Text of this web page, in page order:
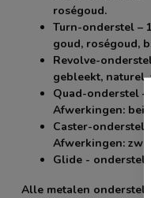
roségoud.
Turn-onderstel –
goud, roségoud,
Revolve-
gebleekt,
Quad-onderstel
Afwerkingen:
Caster-onderstel
Afwerkingen:
Glide - onderstel
Alle metalen